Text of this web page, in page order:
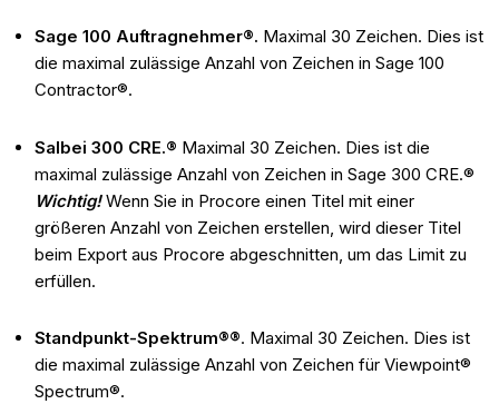
Sage 100 Auftragnehmer®. Maximal 30 Zeichen. Dies ist
die maximal zulässige Anzahl von Zeichen in Sage 100
Contractor®.
Salbei 300 CRE.® Maximal 30 Zeichen. Dies ist die
maximal zulässige Anzahl von Zeichen in Sage 300 CRE.®
Wichtig!Wenn Sie in Procore einen Titel mit einer
größeren Anzahl von Zeichen erstellen, wird dieser Titel
beim Export aus Procore abgeschnitten, um das Limit zu
erfüllen.
Standpunkt-Spektrum®®. Maximal 30 Zeichen. Dies ist
die maximal zulässige Anzahl von Zeichen für Viewpoint®
Spectrum®.